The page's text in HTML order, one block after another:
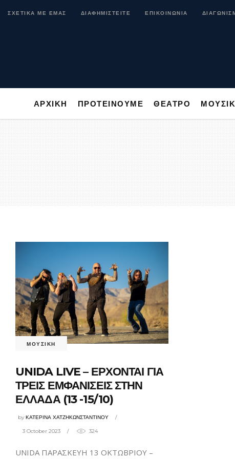
ΣΧΕΤΙΚΑ ΜΕ ΕΜΑΣ ΔΙΑΦΗΜΙΣΤΕΙΤΕ ΕΠΙΚΟΙΝΩΝΙΑ
ΑΡΧΙΚΗ ΠΡΟΤΕΙΝΟΥΜΕ ΘΕΑΤΡΟ
ΑΡΧΙΚΗ ΠΡΟΤΕΙΝΟΥΜΕ ΘΕΑΤΡΟ
ΜΟΥΣΙΚΗ
UNIDA LIVE – ΕΡΧΟΝΤΑΙ ΓΙΑ
ΤΡΕΙΣ ΕΜΦΑΝΙΣΕΙΣ ΣΤΗΝ
ΕΛΛΑΔΑ (13 -15/10)
byΚΑΤΕΡΙΝΑ ΧΑΤΖΗΚΩΝΣΤΑΝΤΙΝΟΥ
3 October 2023 324
UNIDA ΠΑΡΑΣΚΕΥΗ 13 ΟΚΤΩΒΡΙΟΥ –